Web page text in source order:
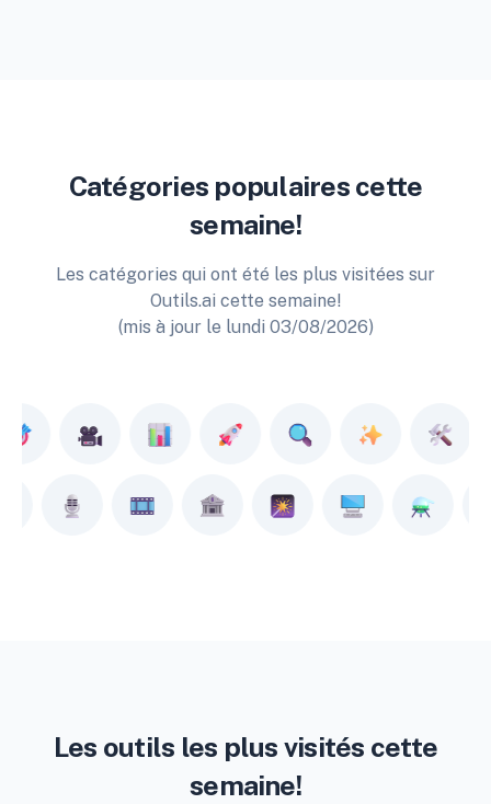
Catégories populaires cette
semaine!
Les catégories qui ont été les plus visitées sur
Outils.ai cette semaine!
(mis à jour le lundi 03/08/2026)
Les outils les plus visités cette
semaine!